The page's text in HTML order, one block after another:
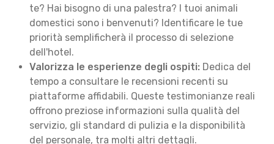
te? Hai bisogno di una palestra? I tuoi animali
domestici sono i benvenuti? Identificare le tue
priorità semplificherà il processo di selezione
dell'hotel.
Valorizza le esperienze degli ospiti: Dedica del
tempo a consultare le recensioni recenti su
piattaforme affidabili. Queste testimonianze reali
offrono preziose informazioni sulla qualità del
servizio, gli standard di pulizia e la disponibilità
del personale, tra molti altri dettagli.